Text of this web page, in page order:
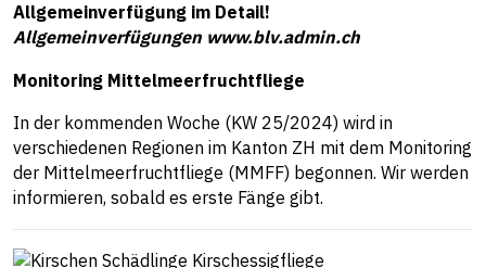
Allgemeinverfügung im Detail!
Allgemeinverfügungen www.blv.admin.ch
Monitoring Mittelmeerfruchtfliege
In der kommenden Woche (KW 25/2024) wird in
verschiedenen Regionen im Kanton ZH mit dem Monitoring
der Mittelmeerfruchtfliege (MMFF) begonnen. Wir werden
informieren, sobald es erste Fänge gibt.